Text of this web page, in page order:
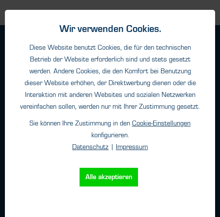
Haftungsangaben
Datenschutz
Impressum
Kontakt
Telefon: +49 (0)40 - 600 38 38 - 0
Fax: +49 (0)40 - 600 38 38 - 99
Wir verwenden Cookies.
Diese Website benutzt Cookies, die für den technischen
Betrieb der Website erforderlich sind und stets gesetzt
werden. Andere Cookies, die den Komfort bei Benutzung
dieser Website erhöhen, der Direktwerbung dienen oder die
Interaktion mit anderen Websites und sozialen Netzwerken
vereinfachen sollen, werden nur mit Ihrer Zustimmung gesetzt.
Sie können Ihre Zustimmung in den Cookie-Einstellungen
konfigurieren.
Datenschutz
Impressum
Alle akzeptieren